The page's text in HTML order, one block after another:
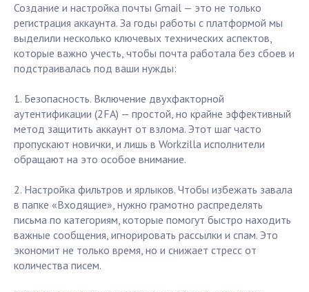
Создание и настройка почты Gmail — это не только
регистрация аккаунта. За годы работы с платформой мы
выделили несколько ключевых технических аспектов,
которые важно учесть, чтобы почта работала без сбоев и
подстраивалась под ваши нужды:
1. Безопасность. Включение двухфакторной
аутентификации (2FA) — простой, но крайне эффективный
метод защитить аккаунт от взлома. Этот шаг часто
пропускают новички, и лишь в Workzilla исполнители
обращают на это особое внимание.
2. Настройка фильтров и ярлыков. Чтобы избежать завала
в папке «Входящие», нужно грамотно распределять
письма по категориям, которые помогут быстро находить
важные сообщения, игнорировать рассылки и спам. Это
экономит не только время, но и снижает стресс от
количества писем.